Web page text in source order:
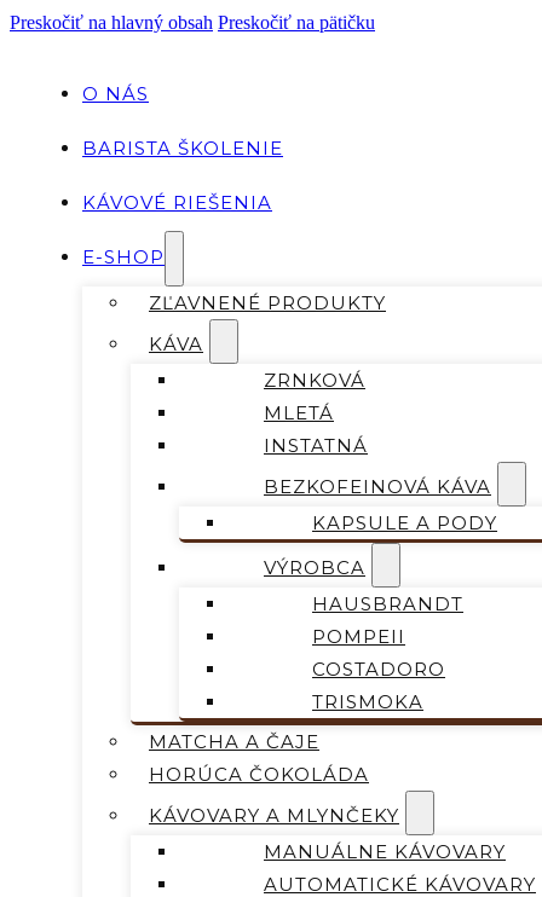
Preskočiť na hlavný obsah Preskočiť na pätičku
O NÁS
BARISTA ŠKOLENIE
KÁVOVÉ RIEŠENIA
E-SHOP
ZĽAVNENÉ PRODUKTY
KÁVA
ZRNKOVÁ
MLETÁ
INSTATNÁ
BEZKOFEINOVÁ KÁVA
KAPSULE A PODY
VÝROBCA
HAUSBRANDT
POMPEII
COSTADORO
TRISMOKA
MATCHA A ČAJE
HORÚCA ČOKOLÁDA
KÁVOVARY A MLYNČEKY
MANUÁLNE KÁVOVARY
AUTOMATICKÉ KÁVOVARY